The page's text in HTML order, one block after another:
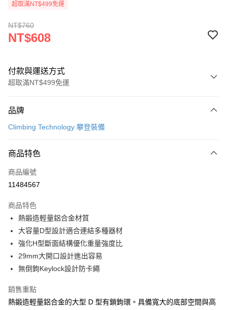
超取滿NT$499免運
NT$760
NT$608
付款與運送方式
超取滿NT$499免運
信用卡一次付款
LINE Pay
Apple Pay
悠遊付
Google Pay
全盈+PAY
AFTEE先享後付
【關於「AFTEE先享後付」】
AFTEE先享後付是「在收到商品之後才付款」的支付方式。 讓您購物簡單
ATM付款
品牌
Climbing Technology 攀登裝備
商品特色
商品編號
11484567
商品特色
熱鍛造輕量鋁合金材質
大容量D型設計適合連結多種器材
強化H型斷面結構優化重量強度比
29mm大開口設計進出容易
無倒鉤Keylock設計防卡繩
銷售重點
熱鍛造輕量鋁合金的大型 D 型有鎖鉤環。具備寬大的底部空間與高